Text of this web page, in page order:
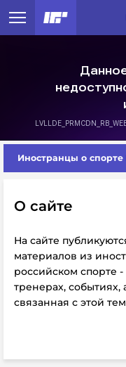
Иностранцы о спорте
О сайте
На сайте
материалов из
российском спорте
тренерах,
связанная с этой